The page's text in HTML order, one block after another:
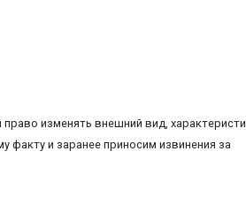
изменять внешний вид,
факту и заранее приносим извинения за